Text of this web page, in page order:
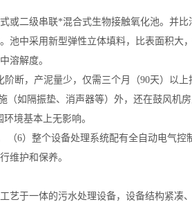
或二级串联*混合式生物接触氧化池。并比
池中采用新型弹性立体填料，比表面积大
溶解度。
断，产泥量少，仅需三个月（90天）以上
（如隔振垫、消声器等）外，还在鼓风机
境基本上无影响。
（6）整个设备处理系统配有全自动电气控
维护和保养。
于一体的污水处理设备，设备结构紧凑、